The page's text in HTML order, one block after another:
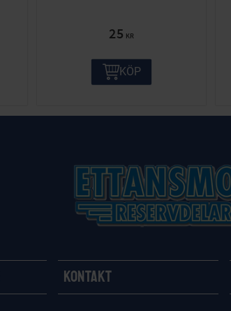
25 KR
KÖP
Kontakt